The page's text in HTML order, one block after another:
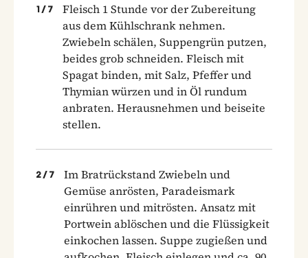
1 / 7
Fleisch 1 Stunde vor der Zubereitung
aus dem Kühlschrank nehmen.
Zwiebeln schälen, Suppengrün putzen,
beides grob schneiden. Fleisch mit
Spagat binden, mit Salz, Pfeffer und
Thymian würzen und in Öl rundum
anbraten. Herausnehmen und beiseite
stellen.
2 / 7
Im Bratrückstand Zwiebeln und
Gemüse anrösten, Paradeismark
einrühren und mitrösten. Ansatz mit
Portwein ablöschen und die Flüssigkeit
einkochen lassen. Suppe zugießen und